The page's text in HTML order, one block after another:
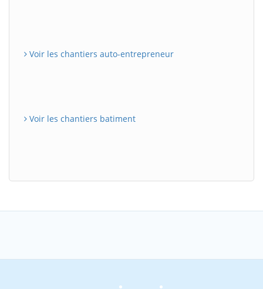
Voir les chantiers auto-entrepreneur
Voir les chantiers batiment